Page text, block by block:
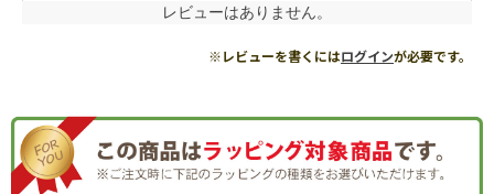
レビューはありません。
※レビューを書くにはログインが必要です。